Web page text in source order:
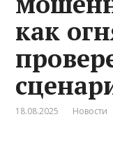
как
18.08.2025 Новости